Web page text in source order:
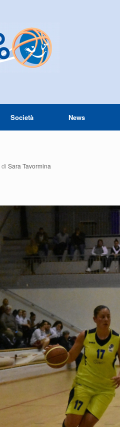
Società News
di Sara Tavormina